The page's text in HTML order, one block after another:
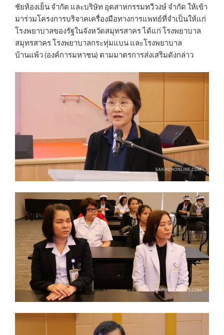
ชัยห้องเย็น จำกัด และบริษัท อุตสาหกรรมทวีวงษ์ จำกัด ให้เข้า
มาร่วมโครงการบริจาคเครื่องมือทางการแพทย์ที่จำเป็นให้แก่
โรงพยาบาลของรัฐในจังหวัดสมุทรสาคร ได้แก่ โรงพยาบาล
สมุทรสาคร โรงพยาบาลกระทุ่มแบน และโรงพยาบาล
บ้านแพ้ว (องค์การมหาชน) ตามมาตรการส่งเสริมดังกล่าว